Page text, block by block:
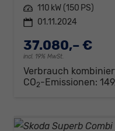
Leistung 110 kW (150 PS)
01.11.2024
37.080,– €
incl. 19% MwSt.
Verbrauch
CO2-Emissionen: